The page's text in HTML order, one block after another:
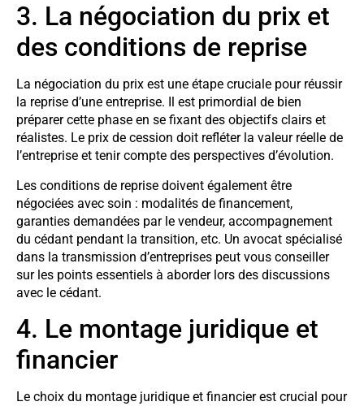
3. La négociation du prix et
des conditions de reprise
La négociation du prix est une étape cruciale pour réussir
la reprise d’une entreprise. Il est primordial de bien
préparer cette phase en se fixant des objectifs clairs et
réalistes. Le prix de cession doit refléter la valeur réelle de
l’entreprise et tenir compte des perspectives d’évolution.
Les conditions de reprise doivent également être
négociées avec soin : modalités de financement,
garanties demandées par le vendeur, accompagnement
du cédant pendant la transition, etc. Un avocat spécialisé
dans la transmission d’entreprises peut vous conseiller
sur les points essentiels à aborder lors des discussions
avec le cédant.
4. Le montage juridique et
financier
Le choix du montage juridique et financier est crucial pour